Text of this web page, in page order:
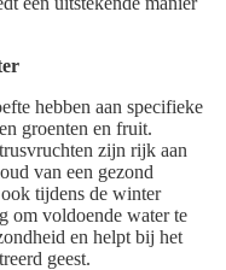
hebben aan specifieke
groenten en fruit.
zijn rijk aan
van een gezond
ook tijdens de winter
om voldoende water te
en helpt bij het
geest.